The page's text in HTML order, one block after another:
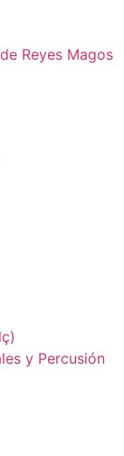
Reyes Magos
y Percusión